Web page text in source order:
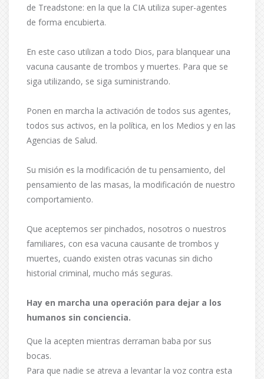
de Treadstone: en la que la CIA utiliza super-agentes
de forma encubierta.
En este caso utilizan a todo Dios, para blanquear una
vacuna causante de trombos y muertes. Para que se
siga utilizando, se siga suministrando.
Ponen en marcha la activación de todos sus agentes,
todos sus activos, en la política, en los Medios y en las
Agencias de Salud.
Su misión es la modificación de tu pensamiento, del
pensamiento de las masas, la modificación de nuestro
comportamiento.
Que aceptemos ser pinchados, nosotros o nuestros
familiares, con esa vacuna causante de trombos y
muertes, cuando existen otras vacunas sin dicho
historial criminal, mucho más seguras.
Hay en marcha una operación para dejar a los
humanos sin conciencia.
Que la acepten mientras derraman baba por sus
bocas.
Para que nadie se atreva a levantar la voz contra esta